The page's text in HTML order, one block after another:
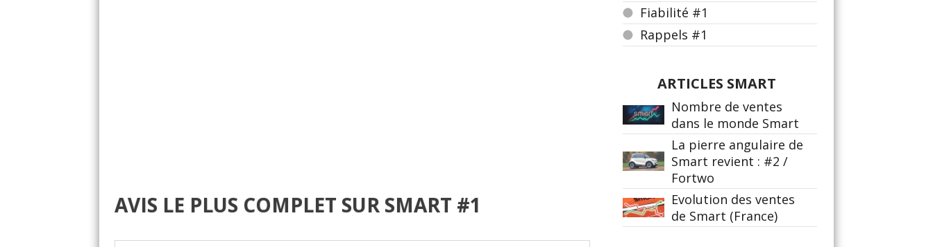
AVIS LE PLUS COMPLET SUR SMART #1
Fiabilité #1
Rappels #1
ARTICLES SMART
Nombre de ventes
dans le monde Smart
La pierre angulaire de
Smart revient : #2 /
Fortwo
Evolution des ventes
de Smart (France)